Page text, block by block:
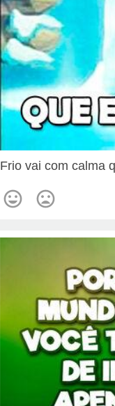
Frio vai com calma